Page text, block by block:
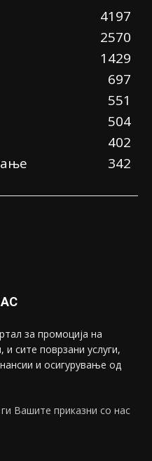
4197
2570
1429
697
551
504
402
342
за промоција на
сите поврзани услуги,
и осигурување од
Вашите приказни со нас